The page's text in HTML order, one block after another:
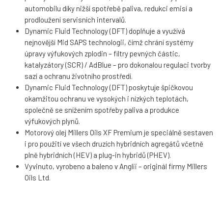
automobilu díky nižší spotřebě paliva, redukci emisí a
prodloužení servisních intervalů.
Dynamic Fluid Technology (DFT) doplňuje a využívá
nejnovější Mid SAPS technologii, čímž chrání systémy
úpravy výfukových zplodin – filtry pevných částic,
katalyzátory (SCR) / AdBlue – pro dokonalou regulaci tvorby
sazí a ochranu životního prostředí.
Dynamic Fluid Technology (DFT) poskytuje špičkovou
okamžitou ochranu ve vysokých i nízkých teplotách,
společně se snížením spotřeby paliva a produkce
výfukových plynů.
Motorový olej Millers Oils XF Premium je speciálně sestaven
i pro použití ve všech druzích hybridních agregátů včetně
plně hybridních (HEV) a plug-in hybridů (PHEV).
Vyvinuto, vyrobeno a baleno v Anglii – originál firmy Millers
Oils Ltd.